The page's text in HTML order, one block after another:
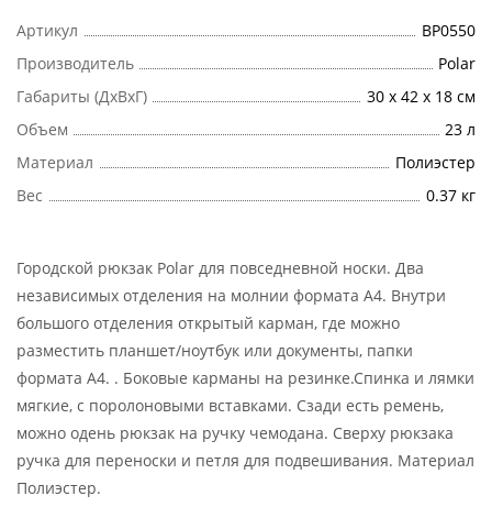
Артикул
ВР0550
Производитель
Polar
Габариты (ДхВхГ)
30 х 42 х 18 см
Объем
23 л
Материал
Полиэстер
Вес
0.37 кг
Городской рюкзак Polar для повседневной носки. Два
независимых отделения на молнии формата А4. Внутри
большого отделения открытый карман, где можно
разместить планшет/ноутбук или документы, папки
формата А4. . Боковые карманы на резинке.Спинка и лямки
мягкие, с поролоновыми вставками. Сзади есть ремень,
можно одень рюкзак на ручку чемодана. Сверху рюкзака
ручка для переноски и петля для подвешивания. Материал
Полиэстер.